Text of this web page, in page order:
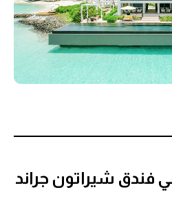
فندق شيراتون جراند